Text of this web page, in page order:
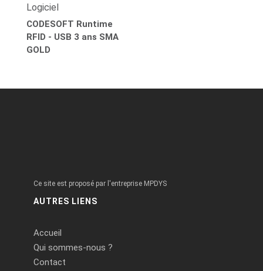
Logiciel
CODESOFT Runtime
RFID - USB 3 ans SMA
GOLD
Ce site est proposé par l'entreprise MPDYS
AUTRES LIENS
Accueil
Qui sommes-nous ?
Contact